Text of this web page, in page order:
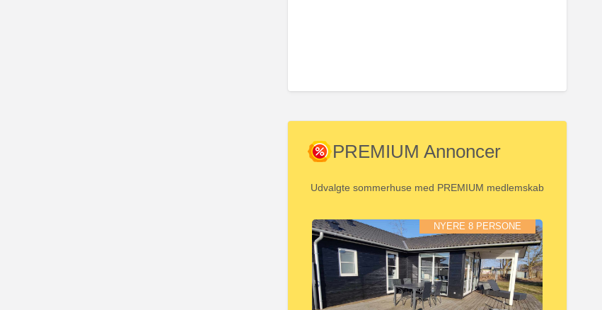
PREMIUM Annoncer
Udvalgte sommerhuse med PREMIUM medlemskab
NYERE 8 PERSONE